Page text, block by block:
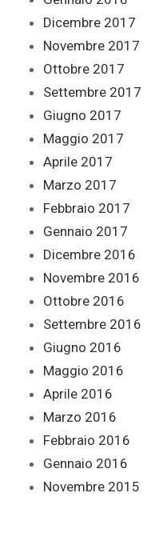
Dicembre 2017
Novembre 2017
Ottobre 2017
Settembre 2017
Giugno 2017
Maggio 2017
Aprile 2017
Marzo 2017
Febbraio 2017
Gennaio 2017
Dicembre 2016
Novembre 2016
Ottobre 2016
Settembre 2016
Giugno 2016
Maggio 2016
Aprile 2016
Marzo 2016
Febbraio 2016
Gennaio 2016
Novembre 2015